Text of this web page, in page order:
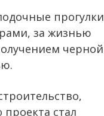
прогулки
за жизнью
черной
стал